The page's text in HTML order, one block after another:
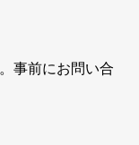
事前にお問い合